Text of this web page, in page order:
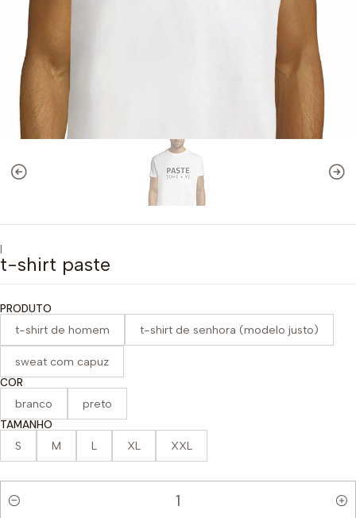
|
t-shirt paste
PRODUTO
t-shirt de homem t-shirt de senhora (modelo justo)
sweat com capuz
COR
branco preto
TAMANHO
S M L XL XXL
Quantity